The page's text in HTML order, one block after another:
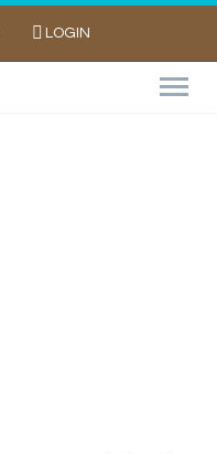
LOGIN